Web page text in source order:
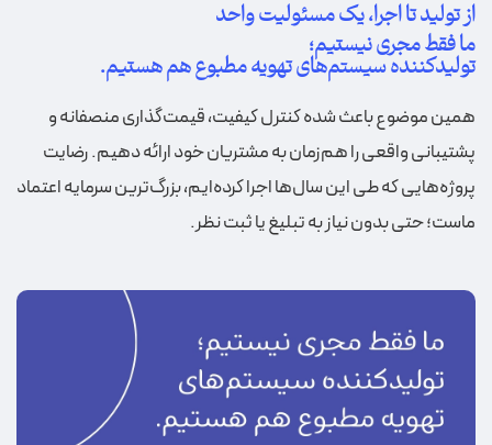
از تولید تا اجرا، یک مسئولیت واحد
ما فقط مجری نیستیم؛
تولیدکننده سیستم‌های تهویه مطبوع هم هستیم.
همین موضوع باعث شده کنترل کیفیت، قیمت‌گذاری منصفانه و
پشتیبانی واقعی را هم‌زمان به مشتریان خود ارائه دهیم. رضایت
پروژه‌هایی که طی این سال‌ها اجرا کرده‌ایم، بزرگ‌ترین سرمایه اعتماد
ماست؛ حتی بدون نیاز به تبلیغ یا ثبت نظر.